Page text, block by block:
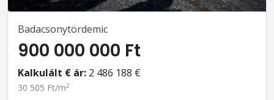
Badacsonytördemic
900 000 000 Ft
Kalkulált € ár: 2 486 188 €
30 505 Ft/m2